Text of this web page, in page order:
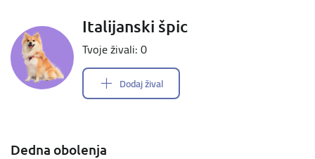
Italijanski špic
Tvoje živali: 0
Dodaj žival
Dedna obolenja